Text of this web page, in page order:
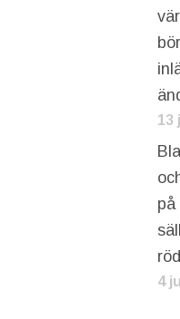
13
på
4